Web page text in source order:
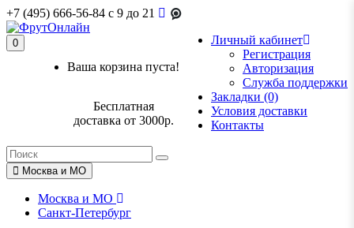
+7 (495) 666-56-84 c 9 до 21
Личный кабинет
Регистрация
Авторизация
Служба поддержки
Закладки (0)
Условия доставки
Контакты
0
Ваша корзина пуста!
Бесплатная
доставка от 3000р.
Москва и МО
Москва и МО
Санкт-Петербург